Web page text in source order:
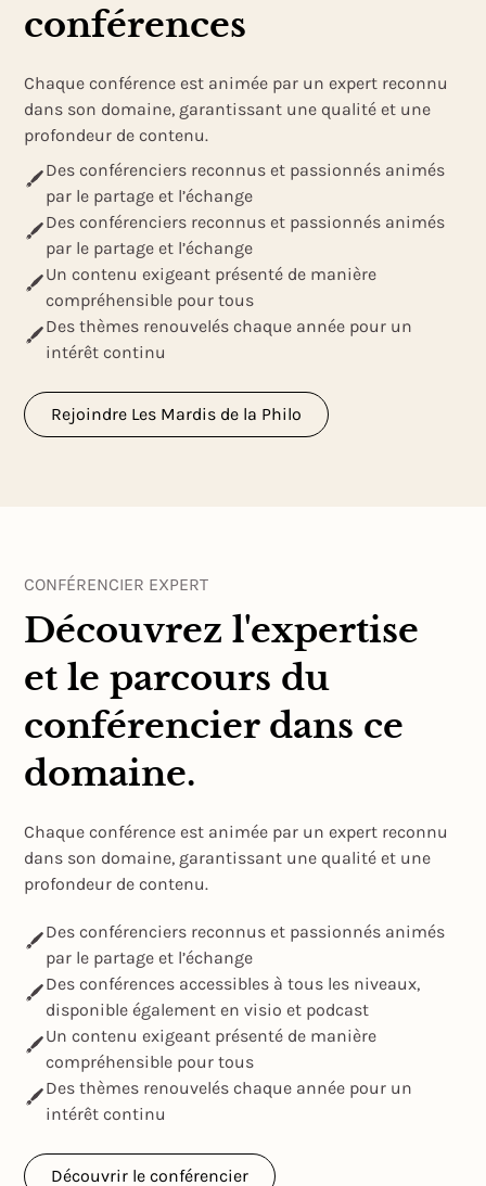
conférences
Chaque conférence est animée par un expert reconnu
dans son domaine, garantissant une qualité et une
profondeur de contenu.
Des conférenciers reconnus et passionnés animés
par le partage et l’échange
Des conférenciers reconnus et passionnés animés
par le partage et l’échange
Un contenu exigeant présenté de manière
compréhensible pour tous
Des thèmes renouvelés chaque année pour un
intérêt continu
Rejoindre Les Mardis de la Philo
CONFÉRENCIER EXPERT
Découvrez l'expertise
et le parcours du
conférencier dans ce
domaine.
Chaque conférence est animée par un expert reconnu
dans son domaine, garantissant une qualité et une
profondeur de contenu.
Des conférenciers reconnus et passionnés animés
par le partage et l’échange
Des conférences accessibles à tous les niveaux,
disponible également en visio et podcast
Un contenu exigeant présenté de manière
compréhensible pour tous
Des thèmes renouvelés chaque année pour un
intérêt continu
Découvrir le conférencier